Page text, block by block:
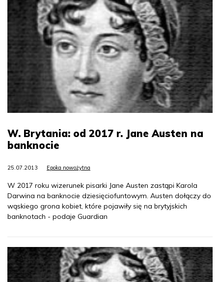
W. Brytania: od 2017 r. Jane Austen na
banknocie
25.07.2013 Epoka nowożytna
W 2017 roku wizerunek pisarki Jane Austen zastąpi Karola
Darwina na banknocie dziesięciofuntowym. Austen dołączy do
wąskiego grona kobiet, które pojawiły się na brytyjskich
banknotach - podaje Guardian